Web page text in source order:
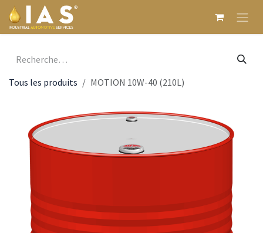
Se rendre au contenu
Tous les produits MOTION 10W-40 (210L)